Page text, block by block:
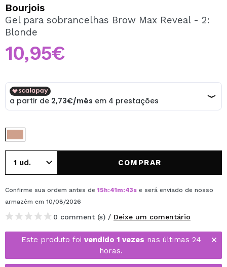
Ao criar uma conta no Maquibeauty.pt pode fazer as suas
compras rapidamente, verificar o estado das suas
Bourjois
Gel para sobrancelhas Brow Max Reveal - 2:
Blonde
10,95€
COMPRAR
Confirme sua ordem antes de 15h:41m:43s e será enviado de nosso
armazém em 10/08/2026
0 comment (s) / Deixe um comentário
Este produto foi vendido 1 vezes nas últimas 24
horas.